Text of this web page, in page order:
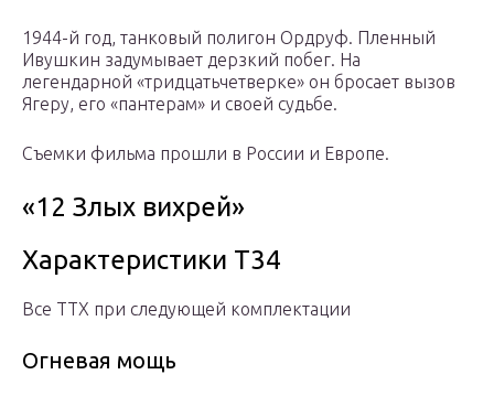
1944-й год, танковый полигон Ордруф. Пленный
Ивушкин задумывает дерзкий побег. На
легендарной «тридцатьчетверке» он бросает вызов
Ягеру, его «пантерам» и своей судьбе.
Съемки фильма прошли в России и Европе.
«12 Злых вихрей»
Характеристики Т34
Все ТТХ при следующей комплектации
Огневая мощь